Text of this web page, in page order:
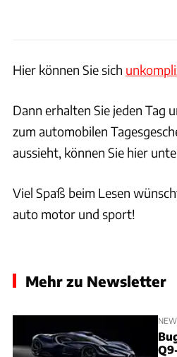
Hier können Sie sich
Dann erhalten Sie jeden Tag
zum automobilen
aussieht, können Sie hier
Viel Spaß beim Lesen
auto motor und sport!
Mehr zu Newsletter